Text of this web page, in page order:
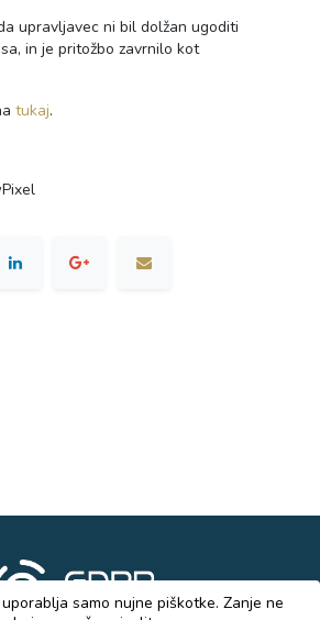
samo nujne piškotke. Zanje ne
upravljavec ni bil dolžan ugoditi
in je pritožbo zavrnilo kot
tukaj.